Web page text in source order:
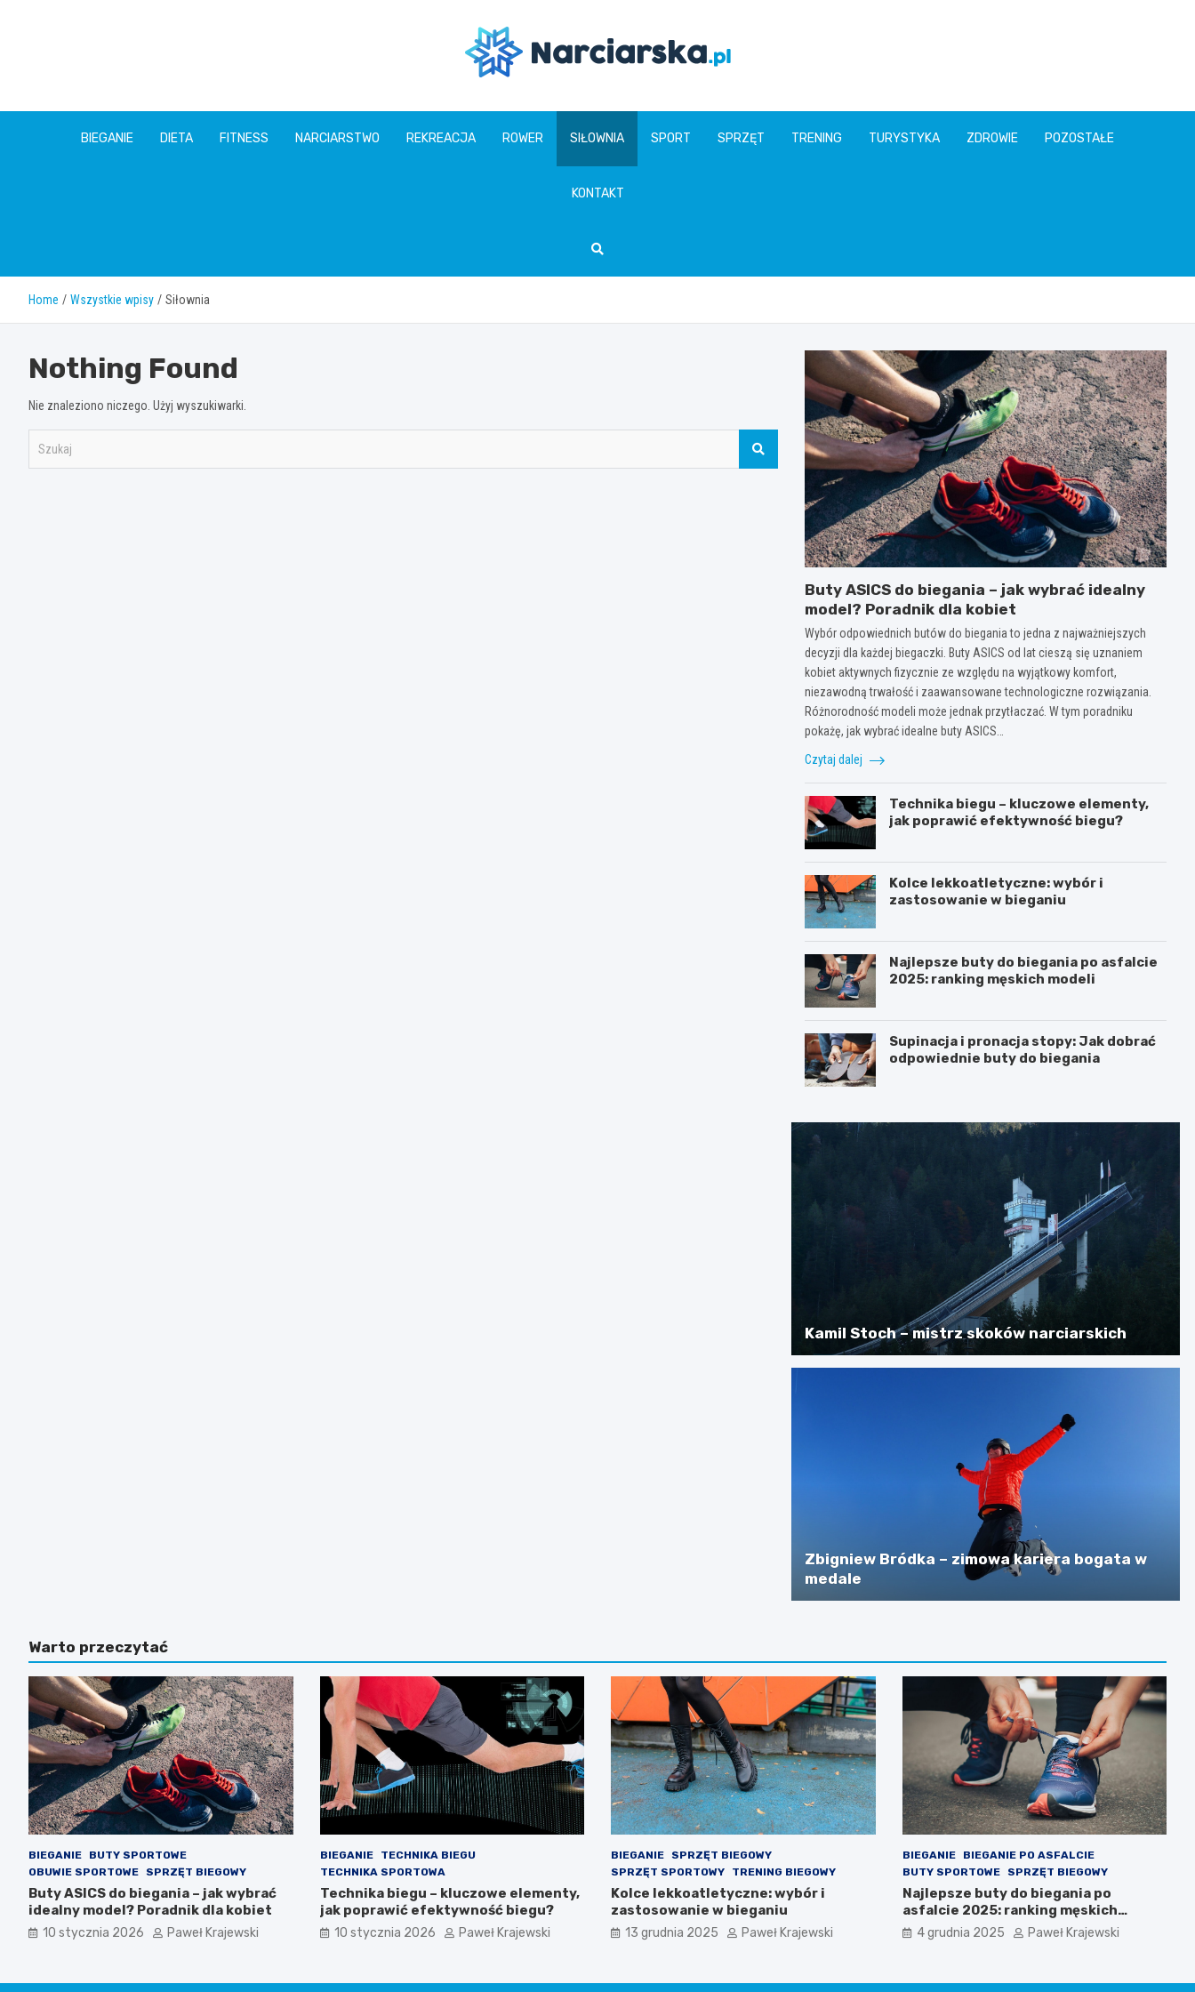
www.narciarska.pl
BIEGANIE DIETA FITNESS NARCIARSTWO REKREACJA ROWER SIŁOWNIA SPORT SPRZĘT TRENING TURYSTYKA ZDROWIE POZOSTAŁE
KONTAKT
Home Wszystkie wpisy Siłownia
Nothing Found
Nie znaleziono niczego. Użyj wyszukiwarki.
Buty ASICS do biegania – jak wybrać idealny
model? Poradnik dla kobiet
Wybór odpowiednich butów do biegania to jedna z najważniejszych
decyzji dla każdej biegaczki. Buty ASICS od lat cieszą się uznaniem
kobiet aktywnych fizycznie ze względu na wyjątkowy komfort,
niezawodną trwałość i zaawansowane technologiczne rozwiązania.
Różnorodność modeli może jednak przytłaczać. W tym poradniku
pokażę, jak wybrać idealne buty ASICS…
Czytaj dalej
Technika biegu – kluczowe elementy,
jak poprawić efektywność biegu?
Kolce lekkoatletyczne: wybór i
zastosowanie w bieganiu
Najlepsze buty do biegania po asfalcie
2025: ranking męskich modeli
Supinacja i pronacja stopy: Jak dobrać
odpowiednie buty do biegania
Kamil Stoch – mistrz skoków narciarskich
Zbigniew Bródka – zimowa kariera bogata w
medale
Warto przeczytać
BIEGANIE
BUTY SPORTOWE
OBUWIE SPORTOWE
SPRZĘT BIEGOWY
Buty ASICS do biegania – jak wybrać
idealny model? Poradnik dla kobiet
10 stycznia 2026 Paweł Krajewski
BIEGANIE
TECHNIKA BIEGU
TECHNIKA SPORTOWA
Technika biegu – kluczowe elementy,
jak poprawić efektywność biegu?
10 stycznia 2026 Paweł Krajewski
BIEGANIE
SPRZĘT BIEGOWY
SPRZĘT SPORTOWY
TRENING BIEGOWY
Kolce lekkoatletyczne: wybór i
zastosowanie w bieganiu
13 grudnia 2025 Paweł Krajewski
BIEGANIE
BIEGANIE PO ASFALCIE
BUTY SPORTOWE
SPRZĘT BIEGOWY
Najlepsze buty do biegania po
asfalcie 2025: ranking męskich
modeli
4 grudnia 2025 Paweł Krajewski